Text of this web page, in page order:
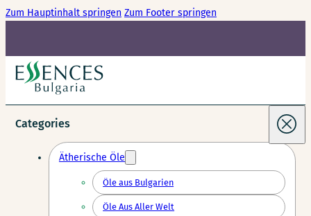
Zum Hauptinhalt springen Zum Footer springen
Categories
Ätherische Öle
Öle aus Bulgarien
Öle Aus Aller Welt